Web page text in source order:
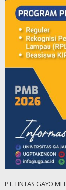
PT. LINTAS GAYO